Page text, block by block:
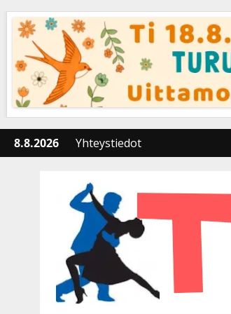
content
8.8.2026 Yhteystiedot